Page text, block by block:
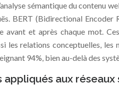
sémantique du contenu
BERT (Bidirectional
avant et après chaque mot.
les relations conceptuelles,
94%, bien au-delà des
aux réseaux